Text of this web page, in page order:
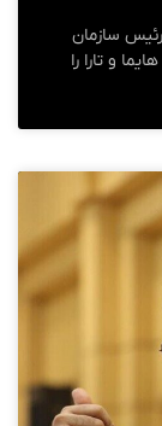
رئیس سازمان
و تارا را